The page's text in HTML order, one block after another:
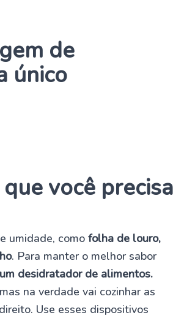
você precisa
umidade, como folha de louro,
. Para manter o melhor sabor
um desidratador de alimentos.
na verdade vai cozinhar as
Use esses dispositivos